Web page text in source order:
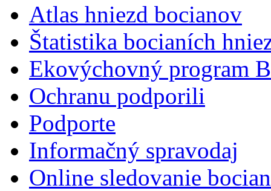
Atlas hniezd bocianov
Štatistika bocianích
Ekovýchovný program
Ochranu podporili
Podporte
Informačný spravodaj
Online sledovanie